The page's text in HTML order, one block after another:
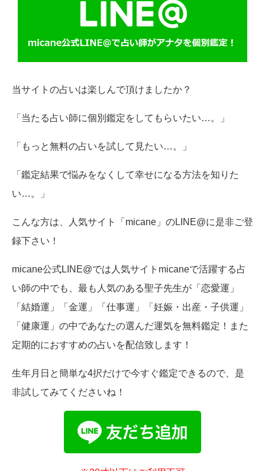
当サイトの占いは楽しんで頂けましたか？
「当たる占い師に個別鑑定をしてもらいたい…。」
「もっと無料の占いを試して見たい…。」
「鑑定結果で悩みをなくして幸せになる方法を知りた
い…。」
こんな方は、人気サイト「micane」のLINE@に是非ご登
録下さい！
micane公式LINE@では人気サイトmicaneで活躍する占
い師の中でも、最も人気のある聖子先生が「恋愛運」
「結婚運」「金運」「仕事運」「妊娠・出産・子供運」
「健康運」の中であなたの選んだ運気を無料鑑定！また
定期的におすすめの占いを配信致します！
生年月日と簡単な4択だけで今すぐ鑑定できるので、是
非試してみてくださいね！